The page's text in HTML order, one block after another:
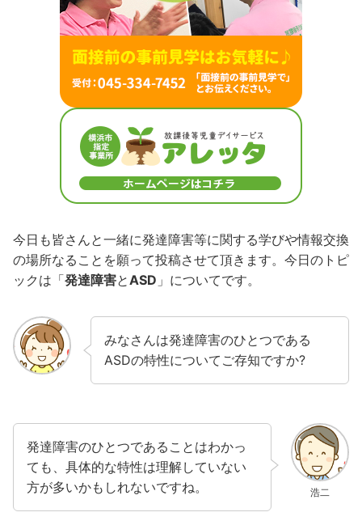
今日も皆さんと一緒に発達障害等に関する学びや情報交換
の場所なることを願って投稿させて頂きます。今日のトピ
ックは「発達障害とASD 」についてです。
みなさんは発達障害のひとつである
ASDの特性についてご存知ですか?
浩二
発達障害のひとつであることはわかっ
ても、具体的な特性は理解していない
方が多いかもしれないですね。